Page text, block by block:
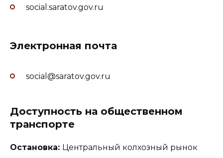
social.saratov.gov.ru
Электронная почта
social@saratov.gov.ru
Доступность на общественном
транспорте
Остановка: Центральный колхозный рынок